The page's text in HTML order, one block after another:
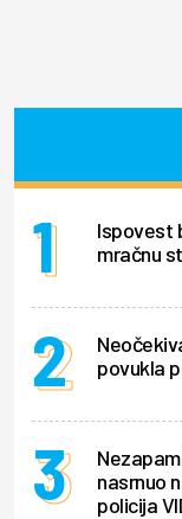
Ispovest
mračnu
povukla
nasrnuo
policija